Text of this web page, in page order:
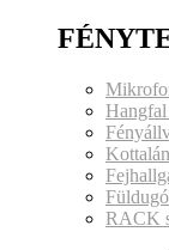
Füldugó
RACK